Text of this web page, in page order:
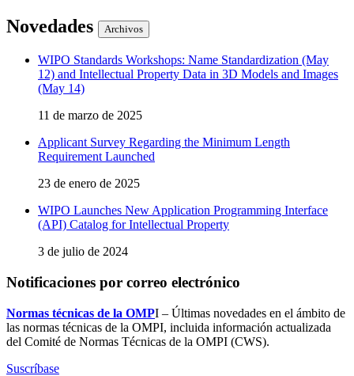
Novedades Archivos
WIPO Standards Workshops: Name Standardization (May
12) and Intellectual Property Data in 3D Models and Images
(May 14)
11 de marzo de 2025
Applicant Survey Regarding the Minimum Length
Requirement Launched
23 de enero de 2025
WIPO Launches New Application Programming Interface
(API) Catalog for Intellectual Property
3 de julio de 2024
Notificaciones por correo electrónico
Normas técnicas de la OMPI – Últimas novedades en el ámbito de
las normas técnicas de la OMPI, incluida información actualizada
del Comité de Normas Técnicas de la OMPI (CWS).
Suscríbase